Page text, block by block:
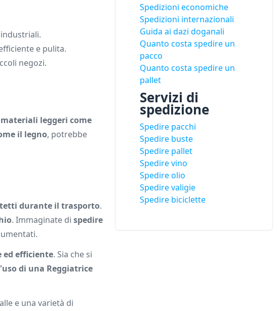
e pulita.
negozi.
materiali leggeri come
il legno, potrebbe
durante il trasporto.
. Immaginate di spedire
ed efficiente. Sia che si
di una Reggiatrice
e una varietà di
Spedizioni economiche
Spedizioni internazionali
Guida ai dazi doganali
Quanto costa spedire un
pacco
Quanto costa spedire un
pallet
Servizi di
spedizione
Spedire pacchi
Spedire buste
Spedire pallet
Spedire vino
Spedire olio
Spedire valigie
Spedire biciclette